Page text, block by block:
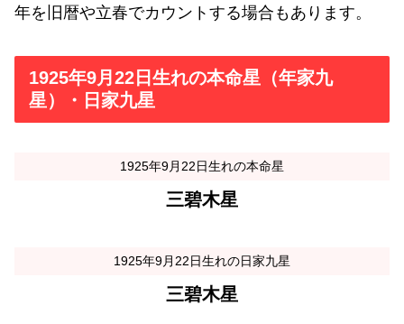
年を旧暦や立春でカウントする場合もあります。
1925年9月22日生れの本命星（年家九
星）・日家九星
1925年9月22日生れの本命星
三碧木星
1925年9月22日生れの日家九星
三碧木星